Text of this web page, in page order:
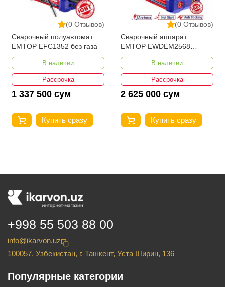
(0 Отзывов)
Сварочный полуавтомат
EMTOP EFC1352 без газа
В наличии
Рассрочка
1 337 500 сум
Купить сразу
(0 Отзывов)
Сварочный аппарат
EMTOP EWDEM2568
MMA/TIG Lift
В наличии
Рассрочка
2 625 000 сум
Купить сразу
+998 55 503 88 00
info@ikarvon.uz
100057, Узбекистан, г. Ташкент, Уста Ширин, 136
Популярные категории